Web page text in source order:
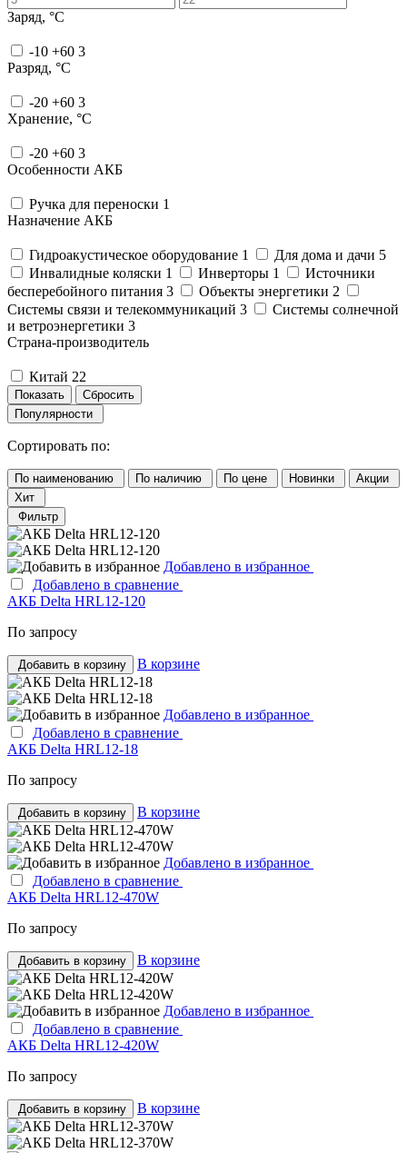
Заряд, °C
-10 +60 3
Разряд, °C
-20 +60 3
Хранение, °C
-20 +60 3
Особенности АКБ
Ручка для переноски 1
Назначение АКБ
Гидроакустическое оборудование 1 Для дома и дачи 5
Инвалидные коляски 1 Инверторы 1
Источники
бесперебойного питания 3 Объекты энергетики 2
Системы связи и телекоммуникаций 3
Системы солнечной
и ветроэнергетики 3
Страна-производитель
Китай 22
Популярности
Сортировать по:
По наименованию По наличию По цене Новинки
Акции
Хит
Фильтр
Добавлено в избранное
Добавлено в сравнение
АКБ Delta HRL12-120
По запросу
Добавить в корзину В корзине
Добавлено в избранное
Добавлено в сравнение
АКБ Delta HRL12-18
По запросу
Добавить в корзину В корзине
Добавлено в избранное
Добавлено в сравнение
АКБ Delta HRL12-470W
По запросу
Добавить в корзину В корзине
Добавлено в избранное
Добавлено в сравнение
АКБ Delta HRL12-420W
По запросу
Добавить в корзину В корзине